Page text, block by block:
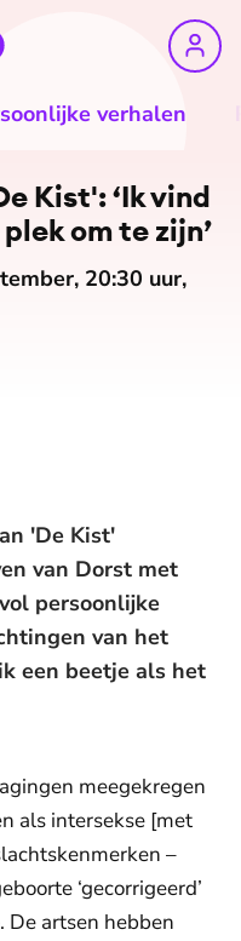
verhalen
Kist': ‘Ik vind
om te zijn’
20:30 uur,
'De Kist'
van Dorst met
persoonlijke
van het
een beetje als het
meegekregen
als intersekse [met
–
‘gecorrigeerd’
De artsen hebben